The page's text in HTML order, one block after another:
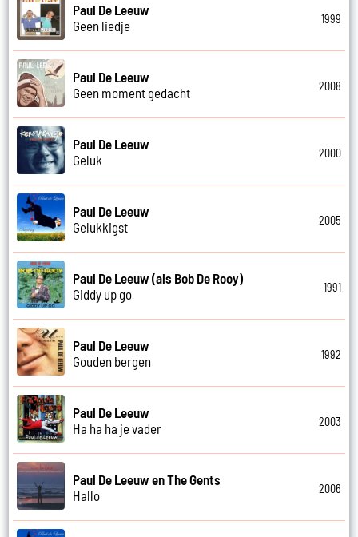
Paul De Leeuw
Geen liedje
1999
Paul De Leeuw
Geen moment gedacht
2008
Paul De Leeuw
Geluk
2000
Paul De Leeuw
Gelukkigst
2005
Paul De Leeuw (als Bob De Rooy)
Giddy up go
1991
Paul De Leeuw
Gouden bergen
1992
Paul De Leeuw
Ha ha ha je vader
2003
Paul De Leeuw en The Gents
Hallo
2006